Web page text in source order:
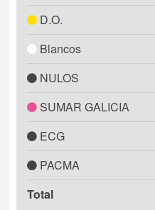
D.O.
Blancos
NULOS
SUMAR GALICIA
ECG
PACMA
Total